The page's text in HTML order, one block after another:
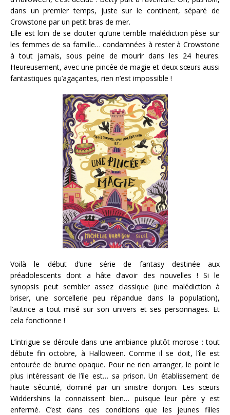
dans un premier temps, juste sur le continent, séparé de
Crowstone par un petit bras de mer.
Elle est loin de se douter qu’une terrible malédiction pèse sur
les femmes de sa famille… condamnées à rester à Crowstone
à tout jamais, sous peine de mourir dans les 24 heures.
Heureusement, avec une pincée de magie et deux sœurs aussi
fantastiques qu’agaçantes, rien n’est impossible !
Voilà le début d’une série de fantasy destinée aux
préadolescents dont a hâte d’avoir des nouvelles ! Si le
synopsis peut sembler assez classique (une malédiction à
briser, une sorcellerie peu répandue dans la population),
l’autrice a tout misé sur son univers et ses personnages. Et
cela fonctionne !
L’intrigue se déroule dans une ambiance plutôt morose : tout
débute fin octobre, à Halloween. Comme il se doit, l’île est
entourée de brume opaque. Pour ne rien arranger, le point le
plus intéressant de l’île est… sa prison. Un établissement de
haute sécurité, dominé par un sinistre donjon. Les sœurs
Widdershins la connaissent bien… puisque leur père y est
enfermé. C’est dans ces conditions que les jeunes filles